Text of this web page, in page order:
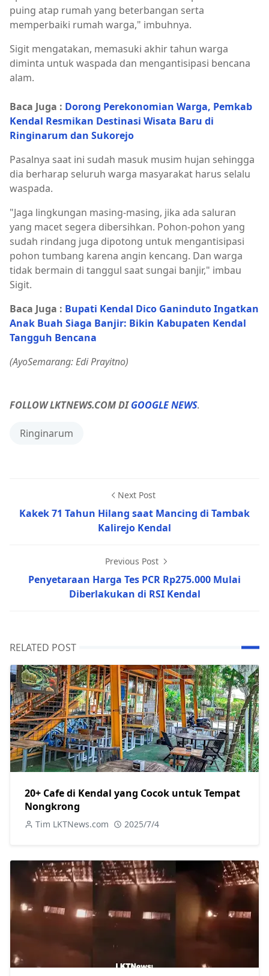
puing atap rumah yang beterbangan serta
memperbaiki rumah warga," imbuhnya.
Sigit mengatakan, memasuki akhir tahun warga
diminta untuk waspada dan mengantisipasi bencana
alam.
Baca Juga : Dorong Perekonomian Warga, Pemkab
Kendal Resmikan Destinasi Wisata Baru di
Ringinarum dan Sukorejo
Pasalnya saat ini sudah masuk musim hujan sehingga
dia berharap seluruh warga masyarakat harus selalu
waspada.
"Jaga lingkungan masing-masing, jika ada saluran
yang macet segera dibersihkan. Pohon-pohon yang
sudah rindang juga dipotong untuk mengantisipasi
pohon tumbang karena angin kencang. Dan warga
tidak bermain di tanggul saat sungai banjir," imbau
Sigit.
Baca Juga : Bupati Kendal Dico Ganinduto Ingatkan
Anak Buah Siaga Banjir: Bikin Kabupaten Kendal
Tangguh Bencana
(AyoSemarang: Edi Prayitno)
FOLLOW LKTNEWS.COM DIGOOGLE NEWS.
Ringinarum
Next Post
Kakek 71 Tahun Hilang saat Mancing di Tambak
Kalirejo Kendal
Previous Post
Penyetaraan Harga Tes PCR Rp275.000 Mulai
Diberlakukan di RSI Kendal
RELATED POST
20+ Cafe di Kendal yang Cocok untuk Tempat
Nongkrong
Tim LKTNews.com 2025/7/4